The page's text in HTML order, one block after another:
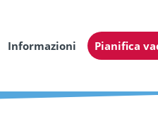
Informazioni Pianifica